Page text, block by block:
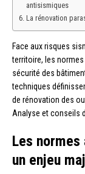
antisismiques
La rénovation
Face aux risques
territoire, les
sécurité des
techniques
de rénovation des
Analyse et conseils
Les
un enjeu